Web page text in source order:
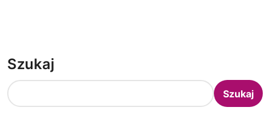
Szukaj
Szukaj